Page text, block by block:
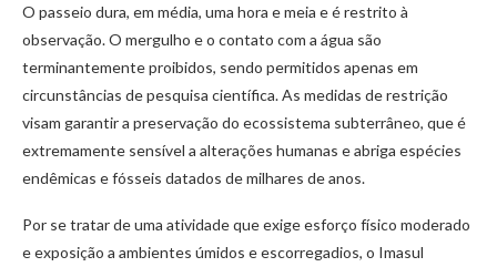
O passeio dura, em média, uma hora e meia e é restrito à
observação. O mergulho e o contato com a água são
terminantemente proibidos, sendo permitidos apenas em
circunstâncias de pesquisa científica. As medidas de restrição
visam garantir a preservação do ecossistema subterrâneo, que é
extremamente sensível a alterações humanas e abriga espécies
endêmicas e fósseis datados de milhares de anos.
Por se tratar de uma atividade que exige esforço físico moderado
e exposição a ambientes úmidos e escorregadios, o Imasul